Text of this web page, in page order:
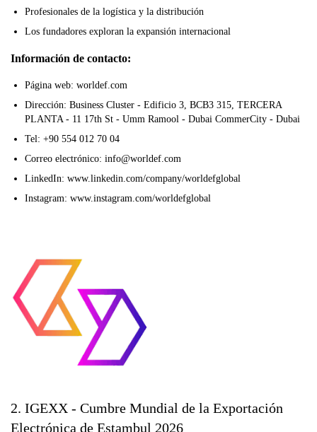
Profesionales de la logística y la distribución
Los fundadores exploran la expansión internacional
Información de contacto:
Página web: worldef.com
Dirección: Business Cluster - Edificio 3, BCB3 315, TERCERA
PLANTA - 11 17th St - Umm Ramool - Dubai CommerCity - Dubai
Tel: +90 554 012 70 04
Correo electrónico: info@worldef.com
LinkedIn: www.linkedin.com/company/worldefglobal
Instagram: www.instagram.com/worldefglobal
2. IGEXX - Cumbre Mundial de la Exportación
Electrónica de Estambul 2026